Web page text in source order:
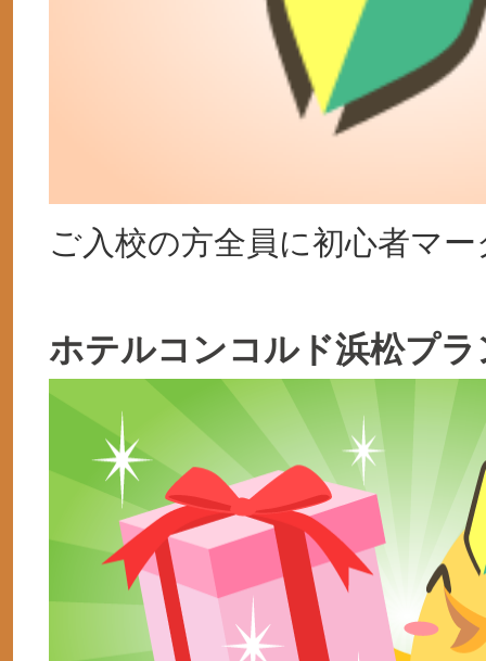
ご入校の方全員に初心者マ
ホテルコンコルド浜松プラ